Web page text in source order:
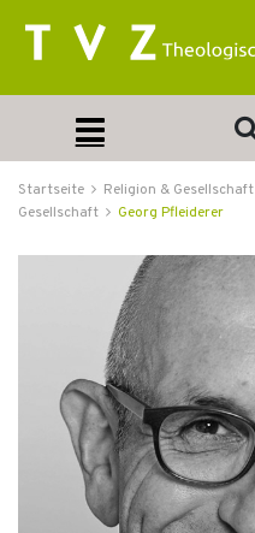
Startseite Religion & Gesellschaft
Gesellschaft
Georg Pfleiderer